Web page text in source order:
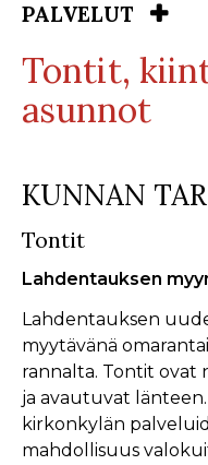
You
here:
PALVELUT
Tontit,
asunnot
KUNNAN
Tontit
Lahdentauksen
Lahdentauksen
myytävänä
rannalta. Tontit ovat
ja avautuvat
kirkonkylän
mahdollisuus